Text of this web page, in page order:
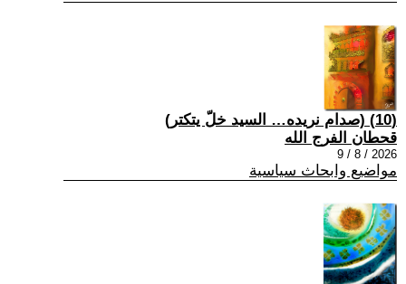
(10) (صدام نريده… السيد خلّ يتكتر)
قحطان الفرج الله
2026 / 8 / 9
مواضيع وابحاث سياسية